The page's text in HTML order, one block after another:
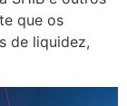
que os
de liquidez,